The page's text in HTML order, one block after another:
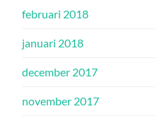
februari 2018
januari 2018
december 2017
november 2017